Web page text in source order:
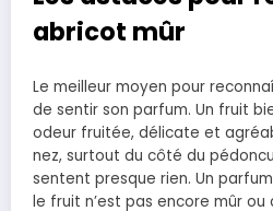
abricot mûr
Le meilleur moyen pour
de sentir son parfum. Un fruit
odeur fruitée, délicate et
nez, surtout du côté du
sentent presque rien. Un
le fruit n’est pas encore mûr